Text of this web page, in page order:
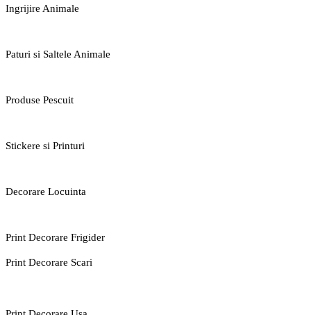
Ingrijire Animale
Paturi si Saltele Animale
Produse Pescuit
Stickere si Printuri
Decorare Locuinta
Print Decorare Frigider
Print Decorare Scari